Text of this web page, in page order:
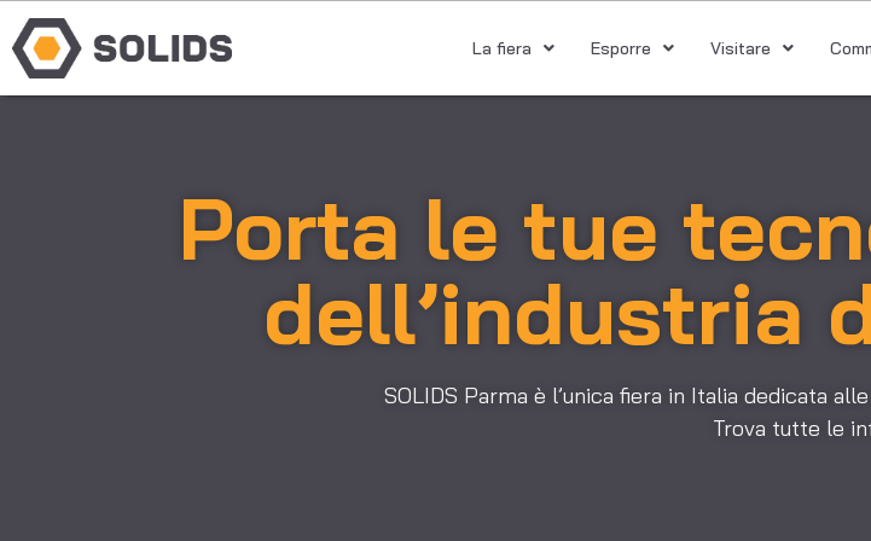
La fiera Esporre Visitare
Porta le tue
dell’industria
SOLIDS Parma è l’unica fiera in Italia dedicata
Trova tutte le